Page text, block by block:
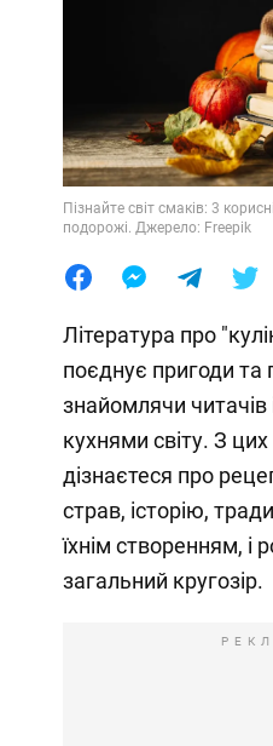
Пізнайте світ смаків: 3
подорожі. Джерело: Freepik
Література про
поєднує пригоди та
знайомлячи читачів
кухнями світу. З
дізнаєтеся про
страв, історію,
їхнім створенням, і
загальний кругозір.